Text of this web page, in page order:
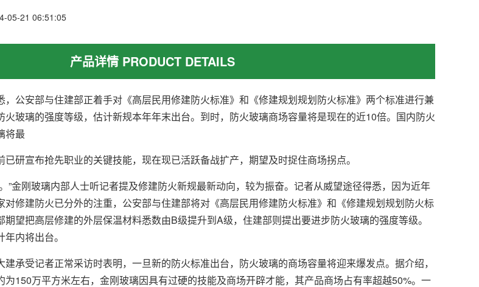
05-21 06:51:05
产品详情 PRODUCT DETAILS
公安部与住建部正着手对《高层民用修建防火标准》和《修建规划规划防火标准》两个标准进行兼
玻璃的强度等级，估计新规本年年末出台。到时，防火玻璃商场容量将是现在的近10倍。国内防火
将最
宣布抢先职业的关键技能，现在现已活跃备战扩产，期望及时捉住商场拐点。
金刚玻璃内部人士听记者提及修建防火新规最新动向，较为振奋。记者从威望途径得悉，因为近年
对修建防火已分外的注重，公安部与住建部将对《高层民用修建防火标准》和《修建规划规划防火标
望把高层修建的外层保温材料悉数由B级提升到A级，住建部则提出要进步防火玻璃的强度等级。
内将出台。
受记者正常采访时表明，一旦新的防火标准出台，防火玻璃的商场容量将迎来爆发点。据介绍，
150万平方米左右，金刚玻璃因具有过硬的技能及商场开辟才能，其产品商场占有率超越50%。一